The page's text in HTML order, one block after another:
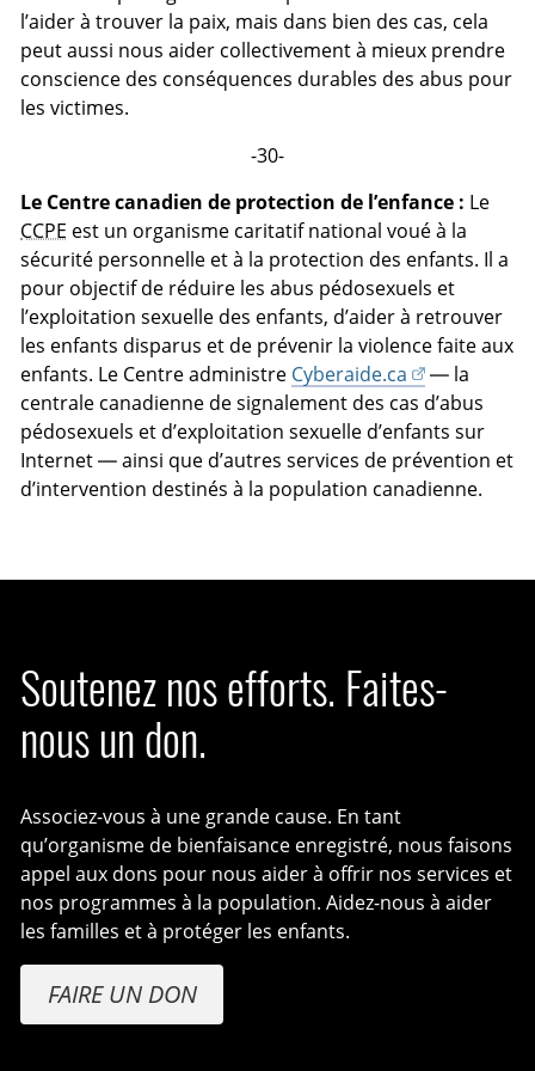
l’aider à trouver la paix, mais dans bien des cas, cela
peut aussi nous aider collectivement à mieux prendre
conscience des conséquences durables des abus pour
les victimes.
-30-
Le Centre canadien de protection de l’enfance : Le
CCPE est un organisme caritatif national voué à la
sécurité personnelle et à la protection des enfants. Il a
pour objectif de réduire les abus pédosexuels et
l’exploitation sexuelle des enfants, d’aider à retrouver
les enfants disparus et de prévenir la violence faite aux
enfants. Le Centre administre Cyberaide.ca
— la
centrale canadienne de signalement des cas d’abus
pédosexuels et d’exploitation sexuelle d’enfants sur
Internet — ainsi que d’autres services de prévention et
d’intervention destinés à la population canadienne.
Soutenez nos efforts. Faites-
nous un don.
Associez-vous à une grande cause. En tant
qu’organisme de bienfaisance enregistré, nous faisons
appel aux dons pour nous aider à offrir nos services et
nos programmes à la population. Aidez-nous à aider
les familles et à protéger les enfants.
FAIRE UN DON